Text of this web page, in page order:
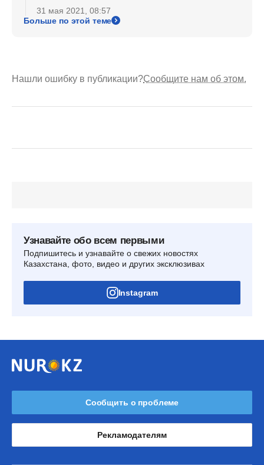
31 мая 2021, 08:57
Больше по этой теме
Нашли ошибку в публикации?Сообщите нам об этом.
Узнавайте обо всем первыми
Подпишитесь и узнавайте о свежих новостях
Казахстана, фото, видео и других эксклюзивах
Instagram
Сообщить о проблеме
Рекламодателям